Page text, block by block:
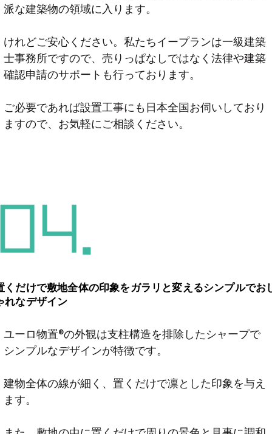
派な建築物の領域に入ります。
けれどご安心ください。私たちイープランは一級建築
士事務所ですので、売りっぱなしではなく法律や建築
確認申請のサポートも行っております。
ご必要であれば設置工事にも日本全国お伺いしており
ますので、お気軽にご相談ください。
くだけで敷地全体の印象をガラリと変えるシンプルでお
れなデザイン
ユーロ物置®の外観は支柱構造を排除したシャープで
シンプルなデザインが特徴です。
建物全体の線が細く、置くだけで凛とした印象を与え
ます。